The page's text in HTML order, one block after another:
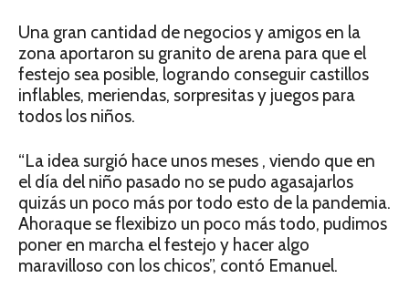
Una gran cantidad de negocios y amigos en la
zona aportaron su granito de arena para que el
festejo sea posible, logrando conseguir castillos
inflables, meriendas, sorpresitas y juegos para
todos los niños.
“La idea surgió hace unos meses , viendo que en
el día del niño pasado no se pudo agasajarlos
quizás un poco más por todo esto de la pandemia.
Ahoraque se flexibizo un poco más todo, pudimos
poner en marcha el festejo y hacer algo
maravilloso con los chicos”, contó Emanuel.